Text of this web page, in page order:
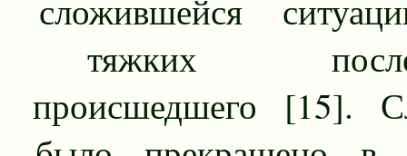
сложившейся
тяжких
происшедшего [15].